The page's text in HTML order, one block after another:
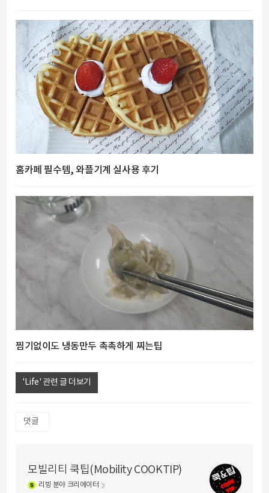
홈카페 필수템, 와플기계 실사용 후기
찜기없이도 냉동만두 촉촉하게 찌는팁
'Life' 관련 글 더보기
댓글
모빌리티 쿡팁(Mobility COOKTIP)
리빙 분야 크리에이터